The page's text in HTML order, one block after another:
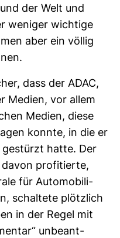
der Welt und
weniger wich­tige
aber ein völlig
dass der ADAC,
Medien, vor allem
Medien, diese
konnte, in die er
hatte. Der
davon pro­fi­tierte,
für Auto­mo­bi­li­
schal­tete plötz­lich
in der Regel mit
unbe­ant­